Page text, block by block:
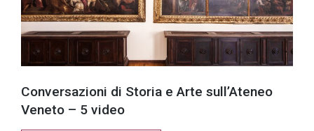
Conversazioni di Storia e Arte sull’Ateneo
Veneto – 5 video